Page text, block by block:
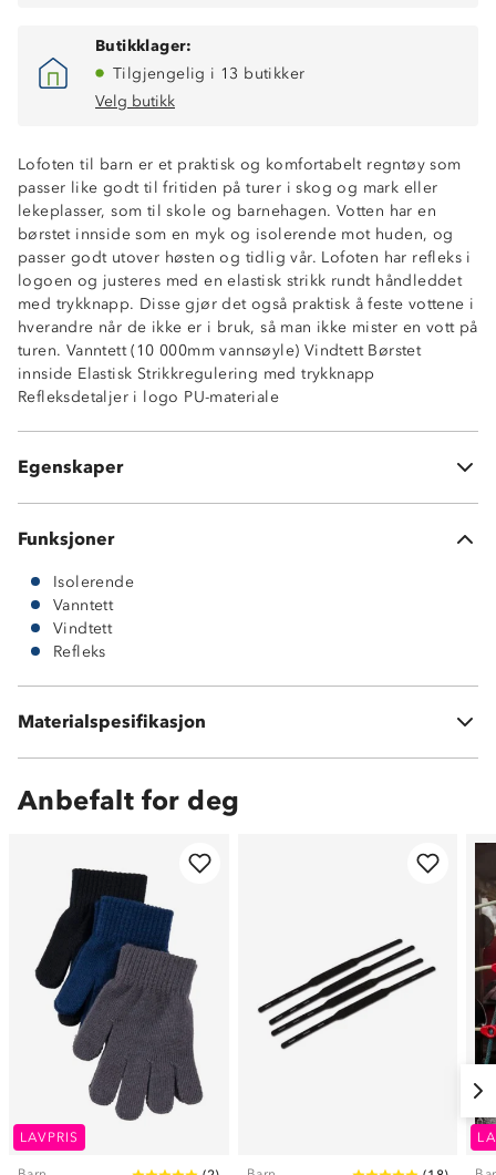
Butikklager:
Tilgjengelig i 13 butikker
Velg butikk
Lofoten til barn er et praktisk og komfortabelt regntøy som
passer like godt til fritiden på turer i skog og mark eller
lekeplasser, som til skole og barnehagen. Votten har en
børstet innside som en myk og isolerende mot huden, og
passer godt utover høsten og tidlig vår. Lofoten har refleks i
logoen og justeres med en elastisk strikk rundt håndleddet
med trykknapp. Disse gjør det også praktisk å feste vottene i
hverandre når de ikke er i bruk, så man ikke mister en vott på
turen. Vanntett (10 000mm vannsøyle) Vindtett Børstet
innside Elastisk Strikkregulering med trykknapp
Refleksdetaljer i logo PU-materiale
Egenskaper
Vanntett (10 000mm vannsøyle)
Vindtett
Børstet innside
Elastisk
PU-materiale
Funksjoner
Isolerende
Vanntett
Vindtett
Refleks
Materialspesifikasjon
PU-materiale
Anbefalt for deg
LAVPRIS